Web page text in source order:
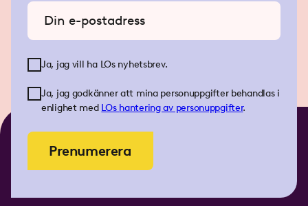
Ange din e-postadress
Ja, jag vill ha LOs nyhetsbrev.
Ja, jag godkänner att mina personuppgifter behandlas i
enlighet med LOs hantering av personuppgifter.
Prenumerera